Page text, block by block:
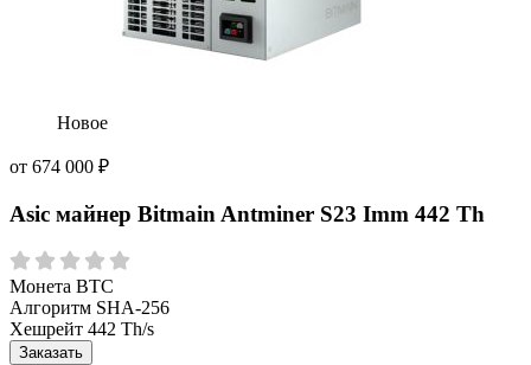
Новое
от 674 000 ₽
Asic майнер Bitmain Antminer S23 Imm 442 Th
Монета BTC
Алгоритм SHA-256
Хешрейт 442 Th/s
Заказать